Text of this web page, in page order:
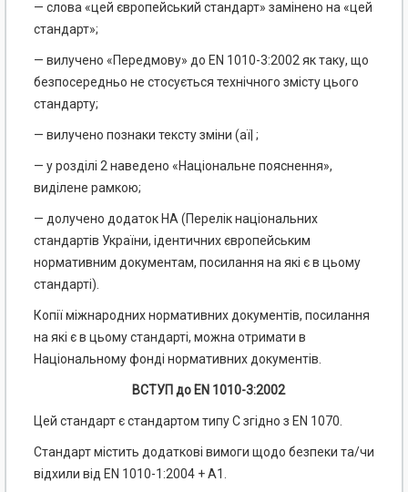
— слова «цей європейський стандарт» замінено на «цей
стандарт»;
— вилучено «Передмову» до EN 1010-3:2002 як таку, що
безпосередньо не стосується технічного змісту цього
стандарту;
— вилучено познаки тексту зміни (аї| ;
— у розділі 2 наведено «Національне пояснення»,
виділене рамкою;
— долучено додаток НА (Перелік національних
стандартів України, ідентичних європейським
нормативним документам, посилання на які є в цьому
стандарті).
Копії міжнародних нормативних документів, посилання
на які є в цьому стандарті, можна отримати в
Національному фонді нормативних документів.
ВСТУП до EN 1010-3:2002
Цей стандарт є стандартом типу С згідно з EN 1070.
Стандарт містить додаткові вимоги щодо безпеки та/чи
відхили від EN 1010-1:2004 + А1.